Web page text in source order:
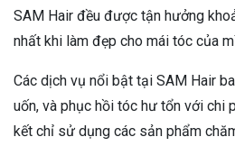
SAM Hair đều được tận hưởng
nhất khi làm đẹp cho mái tóc của
Các dịch vụ nổi bật tại SAM Hair
uốn, và phục hồi tóc hư tổn với chi
kết chỉ sử dụng các sản phẩm